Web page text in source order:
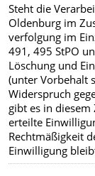
Steht die
Oldenburg im
verfolgung im
491, 495 StPO
Löschung und
(unter Vorbehalt
Widerspruch
gibt es in diesem
erteilte
Rechtmäßigkeit
Einwilligung